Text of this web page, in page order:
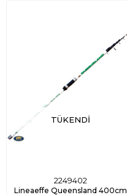
TÜKENDI
2249402
Lineaeffe Queensland 400cm